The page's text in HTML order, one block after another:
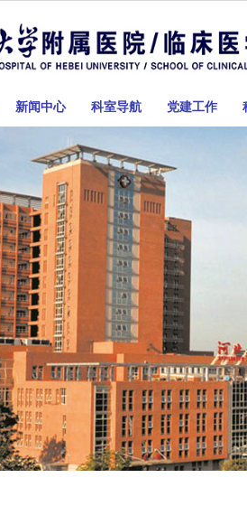
新闻中心 科室导航 党建工作